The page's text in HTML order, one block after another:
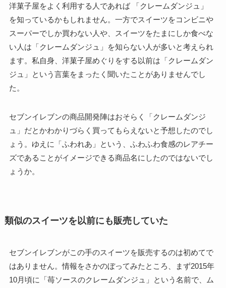
洋菓子屋をよく利用する人であれば 「クレームダンジュ」
を知っているかもしれません。一方でスイーツをコンビニや
スーパーでしか買わない人や、スイーツをたまにしか食べな
い人は「クレームダンジュ」を知らない人が多いと考えられ
ます。私自身、洋菓子屋めぐりをする以前は「クレームダン
ジュ」という言葉をまったく聞いたことがありませんでし
た。
セブンイレブンの商品開発陣はおそらく「クレームダンジ
ュ」だとかわかりづらく買ってもらえないと予想したのでし
ょう。ゆえに「ふわれあ」という、ふわふわ食感のレアチー
ズであることがイメージできる商品名にしたのではないでし
ょうか。
類似のスイーツを以前にも販売していた
セブンイレブンがこの手のスイーツを販売するのは初めてで
はありません。情報をさかのぼってみたところ、まず2015年
10月頃に「苺ソースのクレームダンジュ」という名前で、ム